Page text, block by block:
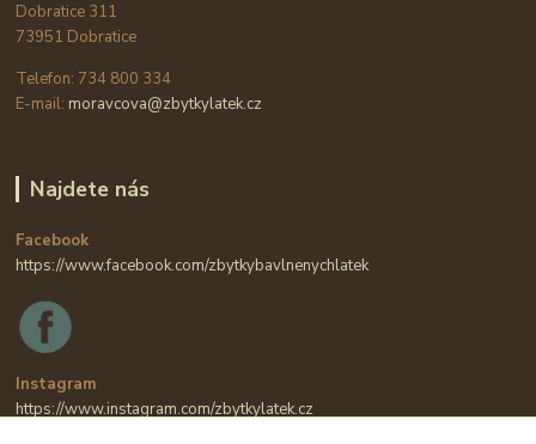
Dobratice 311
73951 Dobratice
Telefon: 734 800 334
E-mail: moravcova@zbytkylatek.cz
Najdete nás
Facebook
https://www.facebook.com/zbytkybavlnenychlatek
Instagram
https://www.instagram.com/zbytkylatek.cz